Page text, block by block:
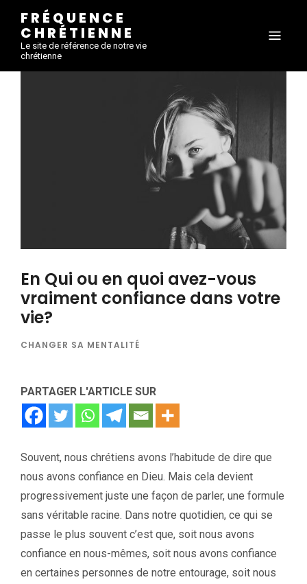
FRÉQUENCE
CHRÉTIENNE
Le site de référence de notre vie
chrétienne
En Qui ou en quoi avez-vous
vraiment confiance dans votre
vie?
CHANGER SA MENTALITÉ
PARTAGER L'ARTICLE SUR
Souvent, nous chrétiens avons l’habitude de dire que
nous avons confiance en Dieu. Mais cela devient
progressivement juste une façon de parler, une formule
sans véritable racine. Dans notre quotidien, ce qui se
passe le plus souvent c’est que, soit nous avons
confiance en nous-mêmes, soit nous avons confiance
en certaines personnes de notre entourage, soit nous